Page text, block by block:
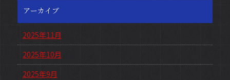
アーカイブ
2025年11月
2025年10月
2025年9月